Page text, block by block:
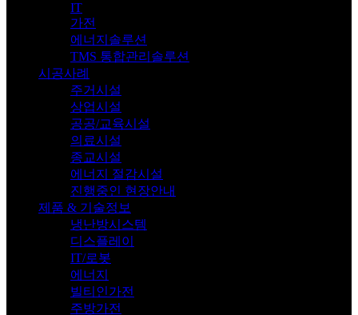
IT
가전
에너지솔루션
TMS 통합관리솔루션
시공사례
주거시설
상업시설
공공/교육시설
의료시설
종교시설
에너지 절감시설
진행중인 현장안내
제품 & 기술정보
냉난방시스템
디스플레이
IT/로봇
에너지
빌티인가전
주방가전